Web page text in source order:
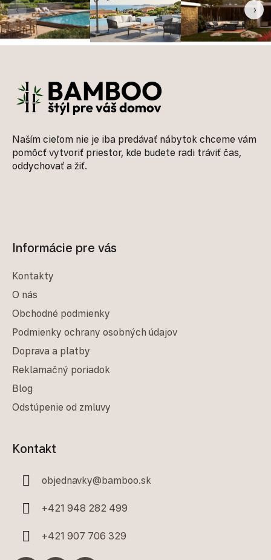
‹ ›
Naším cieľom nie je iba predávať nábytok chceme vám
pomôcť vytvoriť priestor, kde budete radi tráviť čas,
oddychovať a žiť.
Informácie pre vás
Kontakty
O nás
Obchodné podmienky
Podmienky ochrany osobných údajov
Doprava a platby
Reklamačný poriadok
Blog
Odstúpenie od zmluvy
Kontakt
objednavky@bamboo.sk
+421 948 282 499
+421 907 706 329